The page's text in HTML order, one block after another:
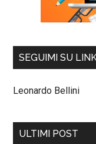
SEGUIMI SU
Leonardo Bellini
ULTIMI POST